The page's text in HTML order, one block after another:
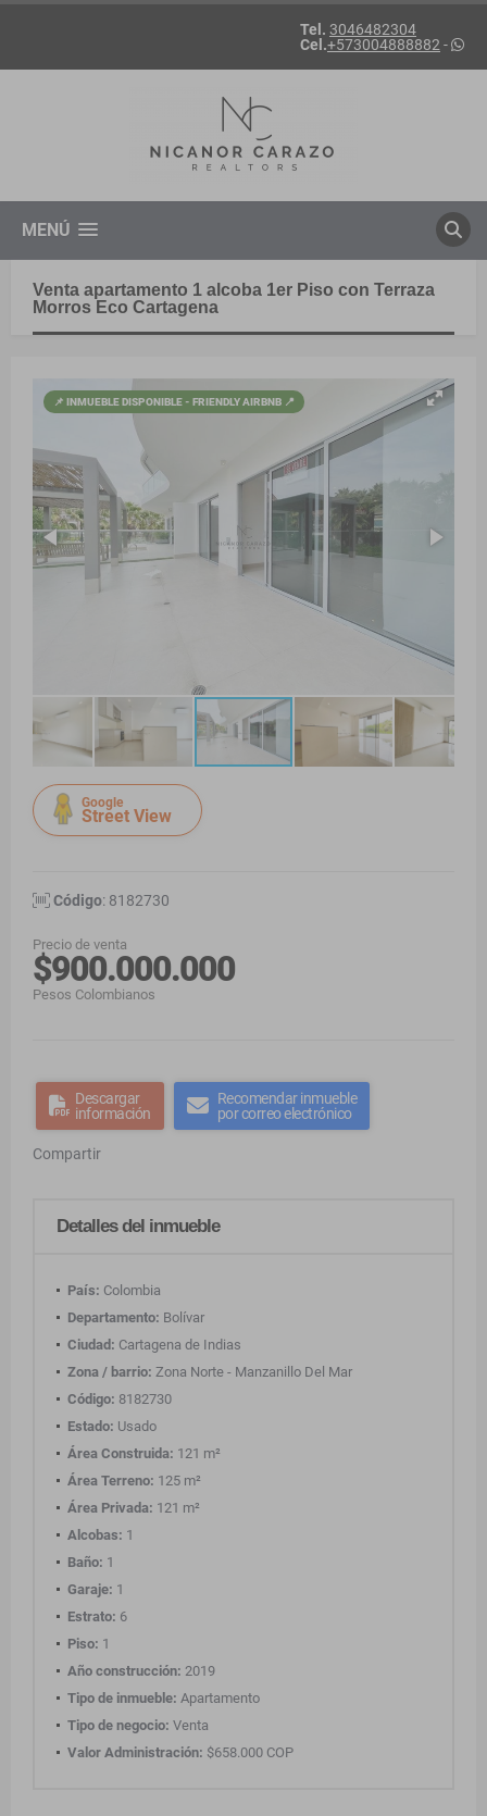
Tel. 3046482304
Cel.+573004888882 -
MENÚ
Venta apartamento 1 alcoba 1er Piso con Terraza
Morros Eco Cartagena
📌 INMUEBLE DISPONIBLE - FRIENDLY AIRBNB 📍
Google
Street View
Código: 8182730
Precio de venta
$900.000.000
Pesos Colombianos
Descargar
información
Recomendar inmueble
por correo electrónico
Compartir
Detalles del inmueble
País: Colombia
Departamento: Bolívar
Ciudad: Cartagena de Indias
Zona / barrio: Zona Norte - Manzanillo Del Mar
Código: 8182730
Estado: Usado
Área Construida: 121 m²
Área Terreno: 125 m²
Área Privada: 121 m²
Alcobas: 1
Baño: 1
Garaje: 1
Estrato: 6
Piso: 1
Año construcción: 2019
Tipo de inmueble: Apartamento
Tipo de negocio: Venta
Valor Administración: $658.000 COP